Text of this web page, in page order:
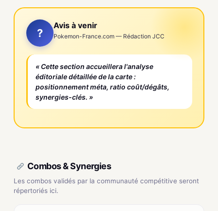
?
Avis à venir
Pokemon-France.com — Rédaction JCC
« Cette section accueillera l'analyse
éditoriale détaillée de la carte :
positionnement méta, ratio coût/dégâts,
synergies-clés. »
Combos & Synergies
Les combos validés par la communauté compétitive seront
répertoriés ici.